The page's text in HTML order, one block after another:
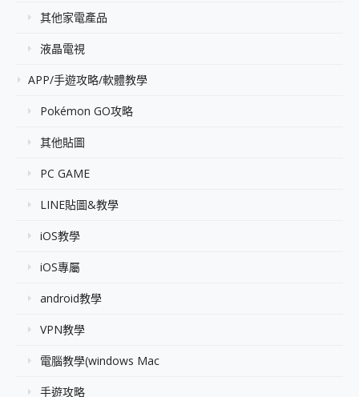
其他家電產品
液晶電視
APP/手遊攻略/軟體教學
Pokémon GO攻略
其他貼圖
PC GAME
LINE貼圖&教學
iOS教學
iOS專屬
android教學
VPN教學
電腦教學(windows Mac
手遊攻略